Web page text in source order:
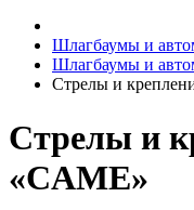
Шлагбаумы и
Шлагбаумы и
Стрелы и
Стрелы и
«CAME»